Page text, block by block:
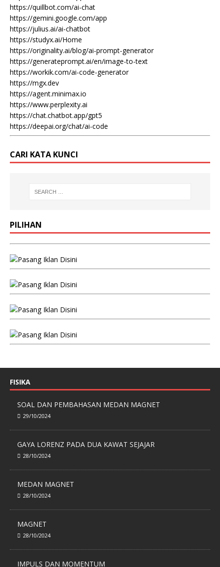
https://quillbot.com/ai-chat
https://gemini.google.com/app
https://julius.ai/ai-chatbot
https://studyx.ai/Home
https://originality.ai/blog/ai-prompt-generator
https://generateprompt.ai/en/image-to-text
https://workik.com/ai-code-generator
https://mgx.dev
https://agent.minimax.io
https://www.perplexity.ai
https://chat.chatbot.app/gpt5
https://deepai.org/chat/ai-code
CARI KATA KUNCI
PILIHAN
FISIKA
SOAL DAN PEMBAHASAN MEDAN MAGNET
29/10/2024
GAYA LORENZ PADA DUA KAWAT SEJAJAR
28/10/2024
MEDAN MAGNET
28/10/2024
MAGNET
28/10/2024
IMPULS DAN MOMENTUM